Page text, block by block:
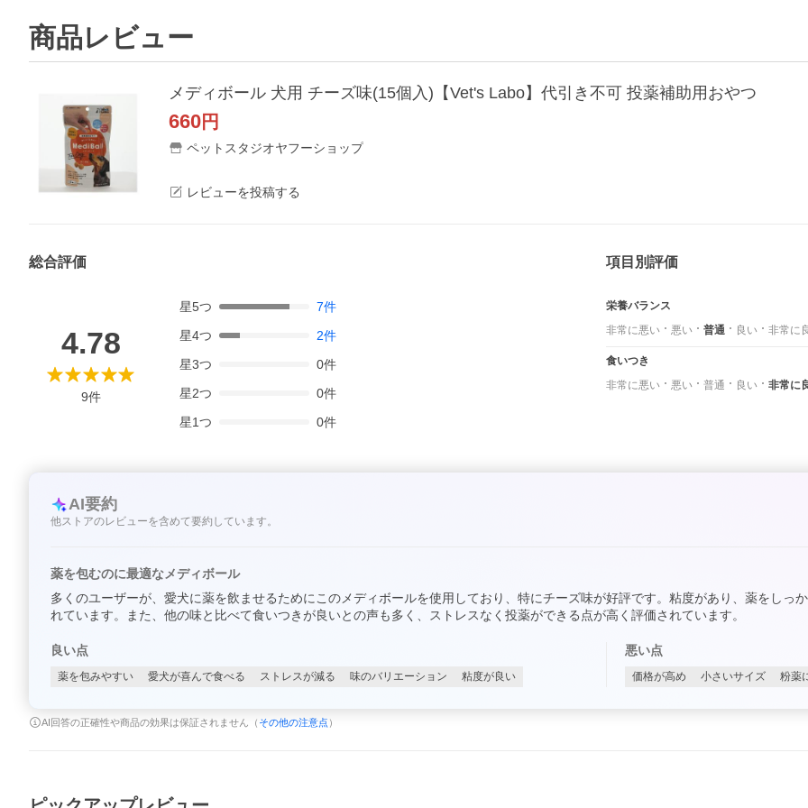
商品レビュー
メディボール 犬用 チーズ味(15個入)【Vet's Labo】代引き不可 投薬補助用おやつ
660円
ペットスタジオヤフーショップ
レビューを投稿する
総合評価
4.78
9件
星5つ 7件
星4つ 2件
星3つ 0件
星2つ 0件
星1つ 0件
項目別評価
栄養バランス
非常に悪い
悪い 普通 良い 非常に
食いつき
非常に悪い
悪い 普通 良い 非常に
AI要約
他ストアのレビューを含めて要約しています。
薬を包むのに最適なメディボール
多くのユーザーが、愛犬に薬を飲ませるためにこのメディボールを使用しており、特にチーズ味が好評です。粘度があり、薬をしっ
れています。また、他の味と比べて食いつきが良いとの声も多く、ストレスなく投薬ができる点が高く評価されています。
良い点
薬を包みやすい 愛犬が喜んで食べる ストレスが減る 味のバリエーション 粘度が良い
悪い点
価格が高め 小さいサイズ 粉薬
AI回答の正確性や商品の効果は保証されません（ その他の注意点 ）